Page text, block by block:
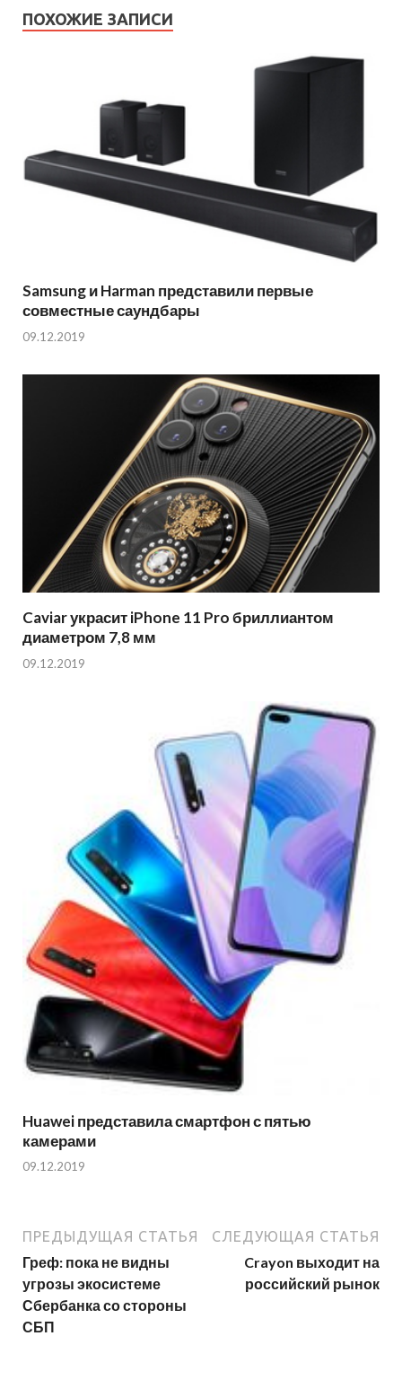
ПОХОЖИЕ ЗАПИСИ
Samsung и Harman представили первые
совместные саундбары
09.12.2019
Caviar украсит iPhone 11 Pro бриллиантом
диаметром 7,8 мм
09.12.2019
Huawei представила смартфон с пятью
камерами
09.12.2019
ПРЕДЫДУЩАЯ СТАТЬЯ
Греф: пока не видны
угрозы экосистеме
Сбербанка со стороны
СБП
СЛЕДУЮЩАЯ СТАТЬЯ
Crayon выходит на
российский рынок